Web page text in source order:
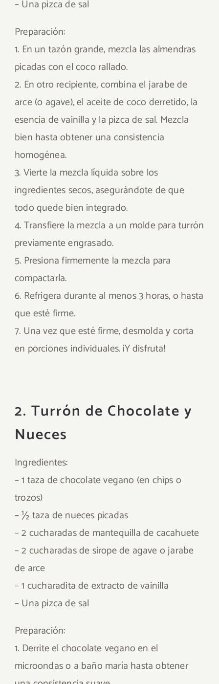
– Una pizca de sal
Preparación:
1. En un tazón grande, mezcla las almendras
picadas con el coco rallado.
2. En otro recipiente, combina el jarabe de
arce (o agave), el aceite de coco derretido, la
esencia de vainilla y la pizca de sal. Mezcla
bien hasta obtener una consistencia
homogénea.
3. Vierte la mezcla líquida sobre los
ingredientes secos, asegurándote de que
todo quede bien integrado.
4. Transfiere la mezcla a un molde para turrón
previamente engrasado.
5. Presiona firmemente la mezcla para
compactarla.
6. Refrigera durante al menos 3 horas, o hasta
que esté firme.
7. Una vez que esté firme, desmolda y corta
en porciones individuales. ¡Y disfruta!
2. Turrón de Chocolate y
Nueces
Ingredientes:
– 1 taza de chocolate vegano (en chips o
trozos)
– ½ taza de nueces picadas
– 2 cucharadas de mantequilla de cacahuete
– 2 cucharadas de sirope de agave o jarabe
de arce
– 1 cucharadita de extracto de vainilla
– Una pizca de sal
Preparación:
1. Derrite el chocolate vegano en el
microondas o a baño maría hasta obtener